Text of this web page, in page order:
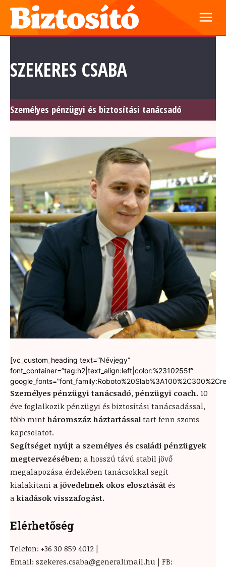
SZEKERES CSABA
Személyes pénzügyi és biztosítási tanácsadó
[vc_custom_heading text=”Névjegy”
font_container=”tag:h2|text_align:left|color:%2310255f”
Személyes pénzügyi tanácsadó, pénzügyi coach. 10
éve foglalkozik pénzügyi és biztosítási tanácsadással,
több mint háromszáz háztartással tart fenn szoros
kapcsolatot.
Segítséget nyújt a személyes és családi pénzügyek
megtervezésében; a hosszú távú stabil jövő
megalapozása érdekében tanácsokkal segít
kialakítani a jövedelmek okos elosztását és
a kiadások visszafogást.
Elérhetőség
Telefon: +36 30 859 4012 |
Email: szekeres.csaba@generalimail.hu | FB: